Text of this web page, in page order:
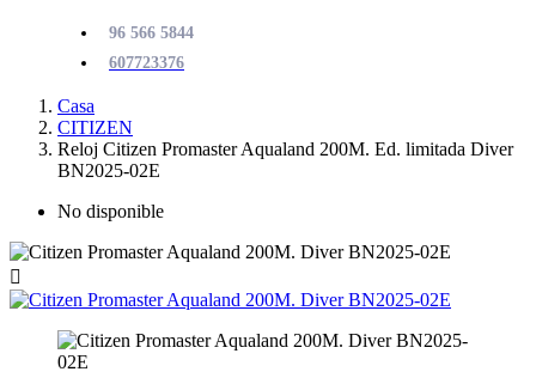
96 566 5844
607723376
Casa
CITIZEN
Reloj Citizen Promaster Aqualand 200M. Ed. limitada Diver
BN2025-02E
No disponible
